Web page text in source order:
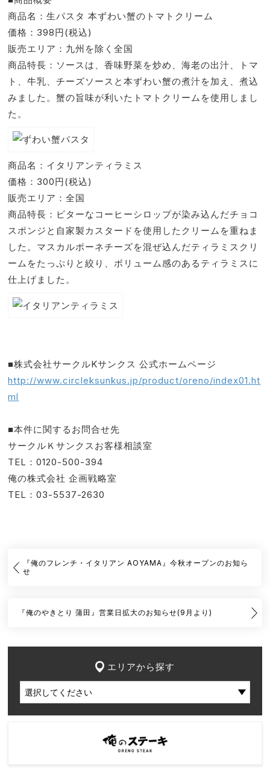
商品名：生パスタ 本ずわい蟹のトマトクリーム
価格：398円(税込)
販売エリア：九州を除く全国
商品特長：ソースは、香味野菜を炒め、海老の出汁、トマ
ト、牛乳、チーズソースと本ずわい蟹の煮汁を加え、煮込
みました。蟹の旨味が利いたトマトクリームを使用しまし
た。
商品名：イタリアンティラミス
価格：300円(税込)
販売エリア：全国
商品特長：ビターなコーヒーシロップが染み込んだチョコ
スポンジと自家製カスタードを使用したクリームを重ねま
した。マスカルポーネチーズを混ぜ込んだティラミスクリ
ームをたっぷりと絞り、ボリューム感のあるティラミスに
仕上げました。
■株式会社サークルKサンクス 公式ホームページ
http://www.circleksunkus.jp/product/oreno/index01.ht
ml
■本件に関するお問合せ先
サークルＫサンクスお客様相談室
TEL：0120-500-394
俺の株式会社 企画戦略室
TEL：03-5537-2630
『俺のフレンチ・イタリアン AOYAMA』今秋オープンのお知ら
せ
『俺のやきとり 蒲田』営業日拡大のお知らせ(9月より)
エリアから探す